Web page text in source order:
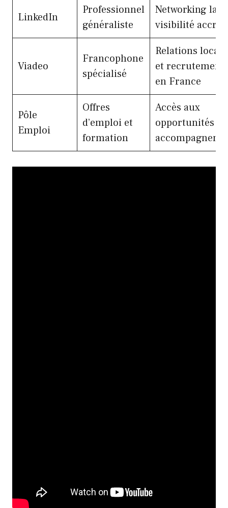
LinkedIn
Professionnel
généraliste
Networking
visibilité accrue
Viadeo
Francophone
spécialisé
Relations
et recrutement
en France
Pôle
Emploi
Offres
d’emploi et
formation
Accès aux
opportunités et